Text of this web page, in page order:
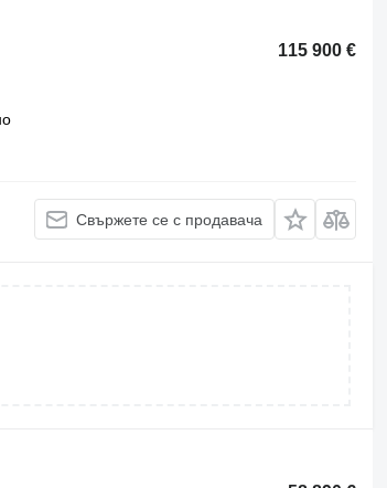
115 900 €
Свържете се с продавача